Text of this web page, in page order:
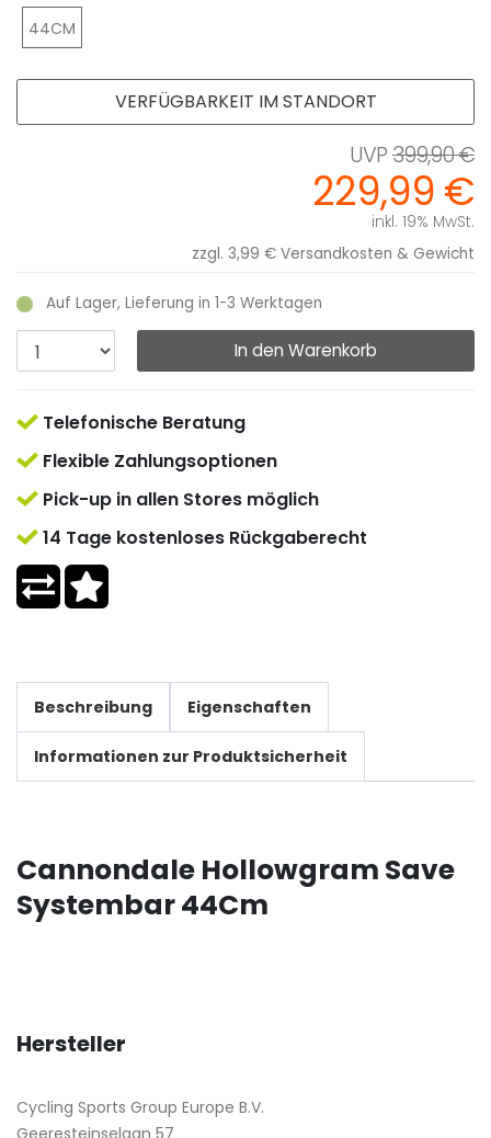
44CM
399,90 €
229,99 €
inkl. 19% MwSt.
zzgl. 3,99 € Versandkosten & Gewicht
Auf Lager, Lieferung in 1-3 Werktagen
In den Warenkorb
VERFÜGBARKEIT IM STANDORT
Telefonische Beratung
Flexible Zahlungsoptionen
Pick-up in allen Stores möglich
14 Tage kostenloses Rückgaberecht
Beschreibung Eigenschaften
Informationen zur Produktsicherheit
Cannondale Hollowgram Save
Systembar 44Cm
Hersteller
Cycling Sports Group Europe B.V.